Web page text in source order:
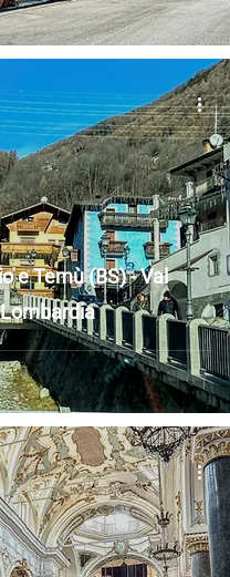
e Temù (BS) - Val